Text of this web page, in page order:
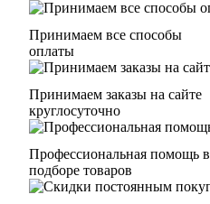
Принимаем все способы
оплаты
Принимаем заказы на сайте
круглосуточно
Профессиональная помощь в
подборе товаров